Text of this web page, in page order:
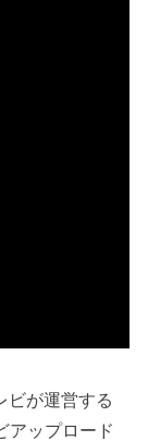
ビが運営する
アップロード